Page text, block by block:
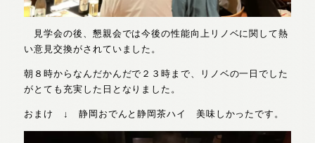
見学会の後、懇親会では今後の性能向上リノベに関して熱
い意見交換がされていました。
朝８時からなんだかんだで２３時まで、リノベの一日でした
がとても充実した日となりました。
おまけ ↓ 静岡おでんと静岡茶ハイ 美味しかったです。